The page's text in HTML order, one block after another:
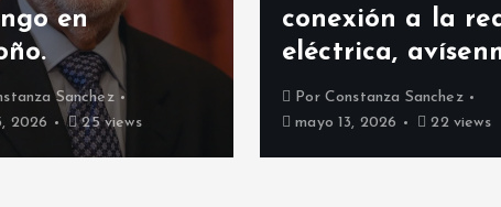
en
Sanchez
25 views
conexión a la red
eléctrica, avísenme.
Por Constanza Sanchez
mayo 13, 2026
22 views